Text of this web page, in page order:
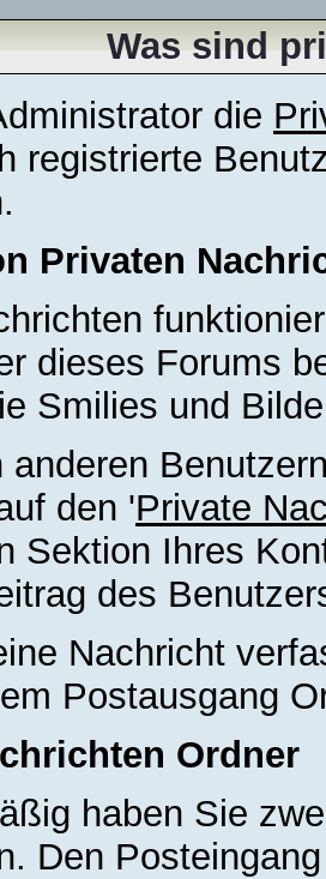
Was sind
die
registrierte
Privaten
dieses Forums
Smilies und
anderen
den 'Private
Sektion Ihres
des
Nachricht
Postausgang
Ordner
haben Sie
Den